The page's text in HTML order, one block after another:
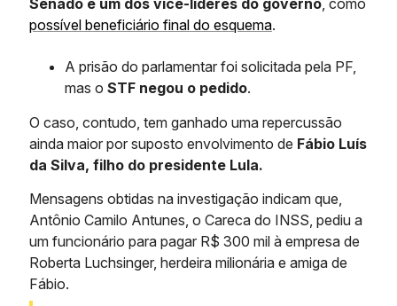
Senado e um dos vice-líderes do governo, como
possível beneficiário final do esquema.
A prisão do parlamentar foi solicitada pela PF,
mas o STF negou o pedido.
O caso, contudo, tem ganhado uma repercussão
ainda maior por suposto envolvimento de Fábio Luís
da Silva, filho do presidente Lula.
Mensagens obtidas na investigação indicam que,
Antônio Camilo Antunes, o Careca do INSS, pediu a
um funcionário para pagar R$ 300 mil à empresa de
Roberta Luchsinger, herdeira milionária e amiga de
Fábio.